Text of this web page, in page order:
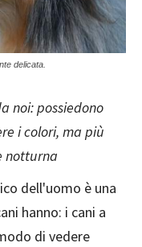
delicata.
noi: possiedono
i colori, ma più
notturna
dell'uomo è una
hanno: i cani a
di vedere